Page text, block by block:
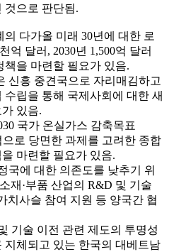
것으로 판단됨.
다가올 미래 30년에 대한 로
억 달러, 2030년 1,500억 달러
을 마련할 필요가 있음.
신흥 중견국으로 자리매김하고
립을 통해 국제사회에 대한 새
있음.
국가 온실가스 감축목표
로 당면한 과제를 고려한 종합
마련할 필요가 있음.
국에 대한 의존도를 낮추기 위
재·부품 산업의 R&D 및 기술
치사슬 참여 지원 등 양국간 협
기술 이전 관련 제도의 투명성
체되고 있는 한국의 대베트남